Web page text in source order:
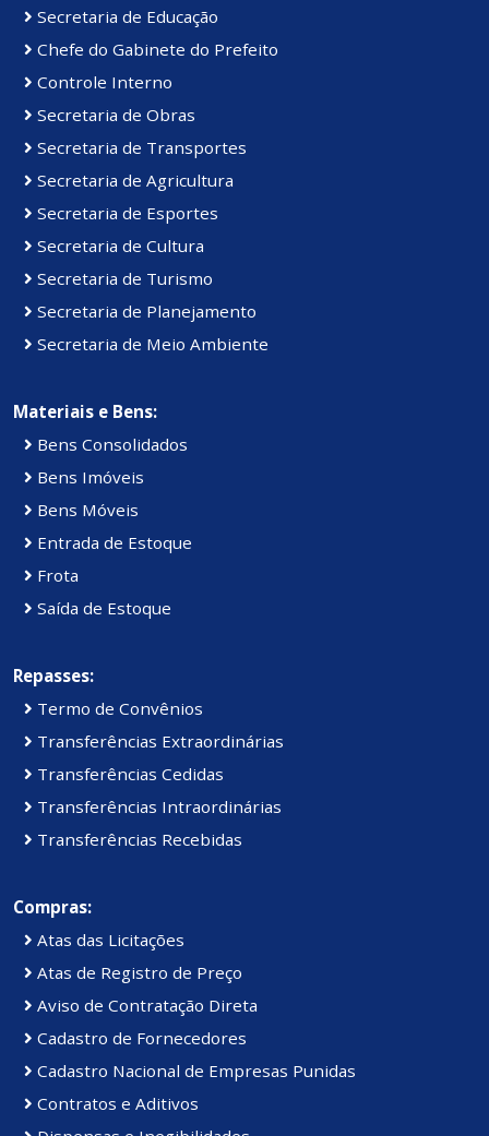
Secretaria de Educação
Chefe do Gabinete do Prefeito
Controle Interno
Secretaria de Obras
Secretaria de Transportes
Secretaria de Agricultura
Secretaria de Esportes
Secretaria de Cultura
Secretaria de Turismo
Secretaria de Planejamento
Secretaria de Meio Ambiente
Materiais e Bens:
Bens Consolidados
Bens Imóveis
Bens Móveis
Entrada de Estoque
Frota
Saída de Estoque
Repasses:
Termo de Convênios
Transferências Extraordinárias
Transferências Cedidas
Transferências Intraordinárias
Transferências Recebidas
Compras:
Atas das Licitações
Atas de Registro de Preço
Aviso de Contratação Direta
Cadastro de Fornecedores
Cadastro Nacional de Empresas Punidas
Contratos e Aditivos